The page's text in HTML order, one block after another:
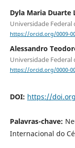
Dyla Maria Duarte
Universidade Federal
https://orcid.org/0009-
Alessandro
Universidade Federal
https://orcid.org/0000-
DOI: https://
Palavras-chave:
Internacional do